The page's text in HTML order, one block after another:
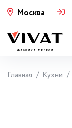
Москва
Главная Кухни